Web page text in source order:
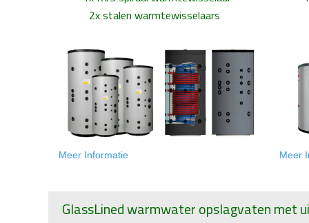
2x stalen warmtewisselaars
Meer Informatie Meer
GlassLined warmwater opslagvatenmet